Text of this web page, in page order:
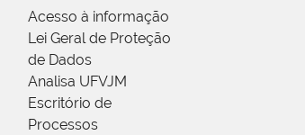
Acesso à informação
Lei Geral de Proteção
de Dados
Analisa UFVJM
Escritório de
Processos